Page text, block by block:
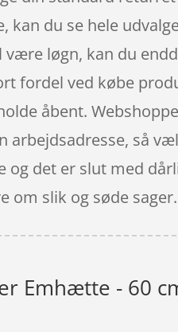
du se hele
løgn, kan du
fordel ved købe
åbent.
så
det er slut med
om slik og søde sager.
Emhætte - 60